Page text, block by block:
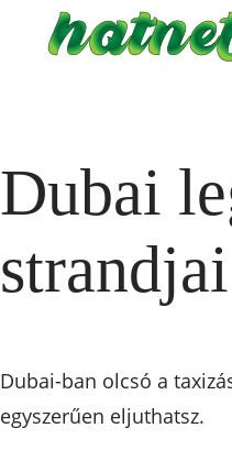
Dubai
strandjai
Dubai-ban olcsó a
egyszerűen eljuthatsz.